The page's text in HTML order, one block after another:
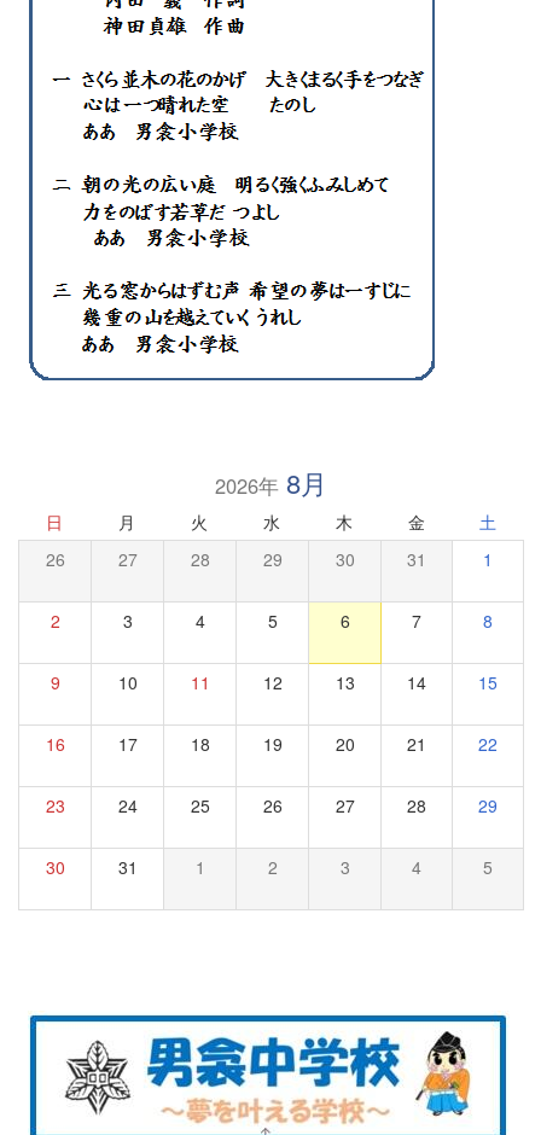
2026年8月
日 月 火 水 木 金 土
26 27 28 29 30 31 1
2 3 4 5 6 7 8
9 10 11 12 13 14 15
16 17 18 19 20 21 22
23 24 25 26 27 28 29
30 31 1 2 3 4 5